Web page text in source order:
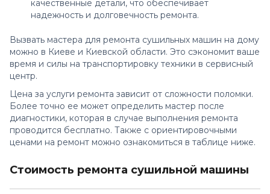
качественные детали, что обеспечивает
надежность и долговечность ремонта.
Вызвать мастера для ремонта сушильных машин на дому
можно в Киеве и Киевской области. Это сэкономит ваше
время и силы на транспортировку техники в сервисный
центр.
Цена за услуги ремонта зависит от сложности поломки.
Более точно ее может определить мастер после
диагностики, которая в случае выполнения ремонта
проводится бесплатно. Также с ориентировочными
ценами на ремонт можно ознакомиться в таблице ниже.
Стоимость ремонта сушильной машины